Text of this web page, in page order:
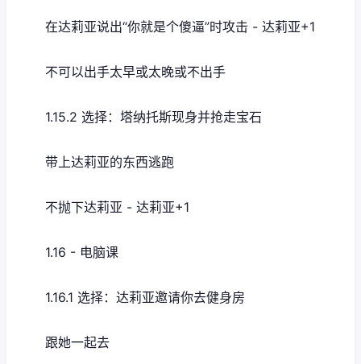
在达莉亚说出“你就是个傻逼”时攻击 - 达莉亚+1
不可以出手太早或太晚或不出手
1.15.2 选择：塔纳托斯现身并抢走宝石
带上达莉亚的东西逃跑
不抛下达莉亚 - 达莉亚+1
1.16 - 电脑课
1.16.1 选择：达莉亚邀请你去健身房
跟她一起去